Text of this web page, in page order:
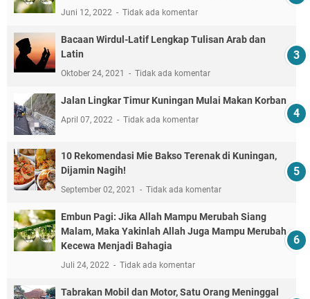
Juni 12, 2022 Tidak ada komentar
Bacaan Wirdul-Latif Lengkap Tulisan Arab dan
Latin
Oktober 24, 2021 Tidak ada komentar
Jalan Lingkar Timur Kuningan Mulai Makan Korban
April 07, 2022 Tidak ada komentar
10 Rekomendasi Mie Bakso Terenak di Kuningan,
Dijamin Nagih!
September 02, 2021 Tidak ada komentar
Embun Pagi: Jika Allah Mampu Merubah Siang
Malam, Maka Yakinlah Allah Juga Mampu Merubah
Kecewa Menjadi Bahagia
Juli 24, 2022 Tidak ada komentar
Tabrakan Mobil dan Motor, Satu Orang Meninggal